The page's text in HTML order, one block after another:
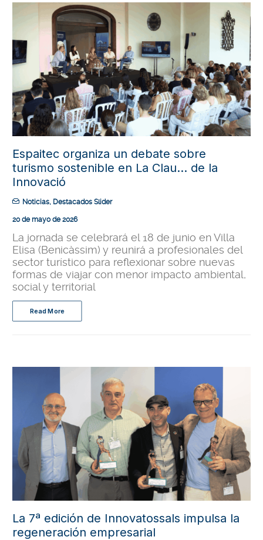
Espaitec organiza un debate sobre
turismo sostenible en La Clau… de la
Innovació
Noticias, Destacados Slider
20 de mayo de 2026
La jornada se celebrará el 18 de junio en Villa
Elisa (Benicàssim) y reunirá a profesionales del
sector turístico para reflexionar sobre nuevas
formas de viajar con menor impacto ambiental,
social y territorial
Read More
La 7ª edición de Innovatossals impulsa la
regeneración empresarial